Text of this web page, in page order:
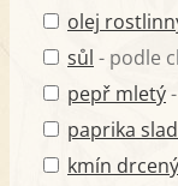
olej
sůl - podle
pepř mletý
paprika
kmín drcený